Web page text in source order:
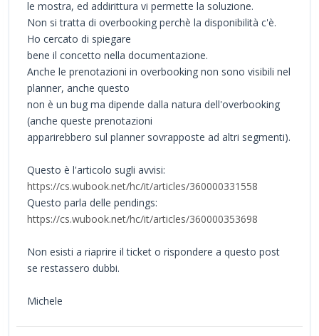
le mostra, ed addirittura vi permette la soluzione.
Non si tratta di overbooking perchè la disponibilità c'è.
Ho cercato di spiegare
bene il concetto nella documentazione.
Anche le prenotazioni in overbooking non sono visibili nel
planner, anche questo
non è un bug ma dipende dalla natura dell'overbooking
(anche queste prenotazioni
apparirebbero sul planner sovrapposte ad altri segmenti).
Questo è l'articolo sugli avvisi:
https://cs.wubook.net/hc/it/articles/360000331558
Questo parla delle pendings:
https://cs.wubook.net/hc/it/articles/360000353698
Non esisti a riaprire il ticket o rispondere a questo post
se restassero dubbi.
Michele